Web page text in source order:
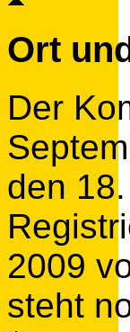
Ort
Der
den
2009
steht